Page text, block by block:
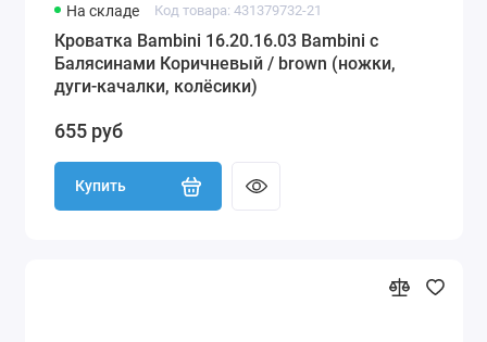
На складе Код товара: 431379732-21
Кроватка Bambini 16.20.16.03 Bambini с
Балясинами Коричневый / brown (ножки,
дуги-качалки, колёсики)
655 руб
Купить